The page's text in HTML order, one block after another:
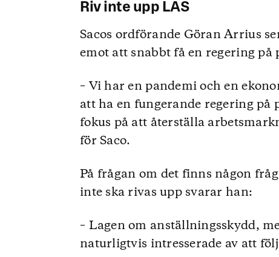
Riv inte upp LAS
Sacos ordförande Göran Arrius
emot att snabbt få en regering på
– Vi har en pandemi och en
att ha en fungerande regering på
fokus på att återställa
för Saco.
På frågan om det finns någon
inte ska rivas upp svarar han:
– Lagen om anställningsskydd,
naturligtvis intresserade av att